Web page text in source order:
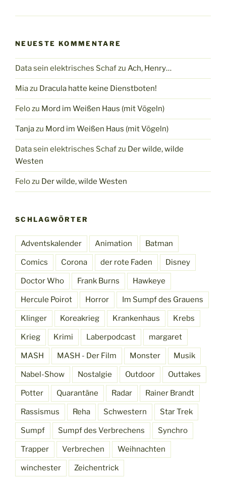
NEUESTE KOMMENTARE
Data sein elektrisches Schafzu Ach, Henry…
Miazu Dracula hatte keine Dienstboten!
Felozu Mord im Weißen Haus (mit Vögeln)
Tanjazu Mord im Weißen Haus (mit Vögeln)
Data sein elektrisches Schafzu Der wilde, wilde
Westen
Felozu Der wilde, wilde Westen
SCHLAGWÖRTER
Adventskalender Animation Batman
Comics Corona der rote Faden Disney
Doctor Who Frank Burns Hawkeye
Hercule Poirot Horror Im Sumpf des Grauens
Klinger Koreakrieg Krankenhaus Krebs
Krieg Krimi Laberpodcast margaret
MASH MASH - Der Film Monster Musik
Nabel-Show Nostalgie Outdoor Outtakes
Potter Quarantäne Radar Rainer Brandt
Rassismus Reha Schwestern Star Trek
Sumpf Sumpf des Verbrechens Synchro
Trapper Verbrechen Weihnachten
winchester Zeichentrick